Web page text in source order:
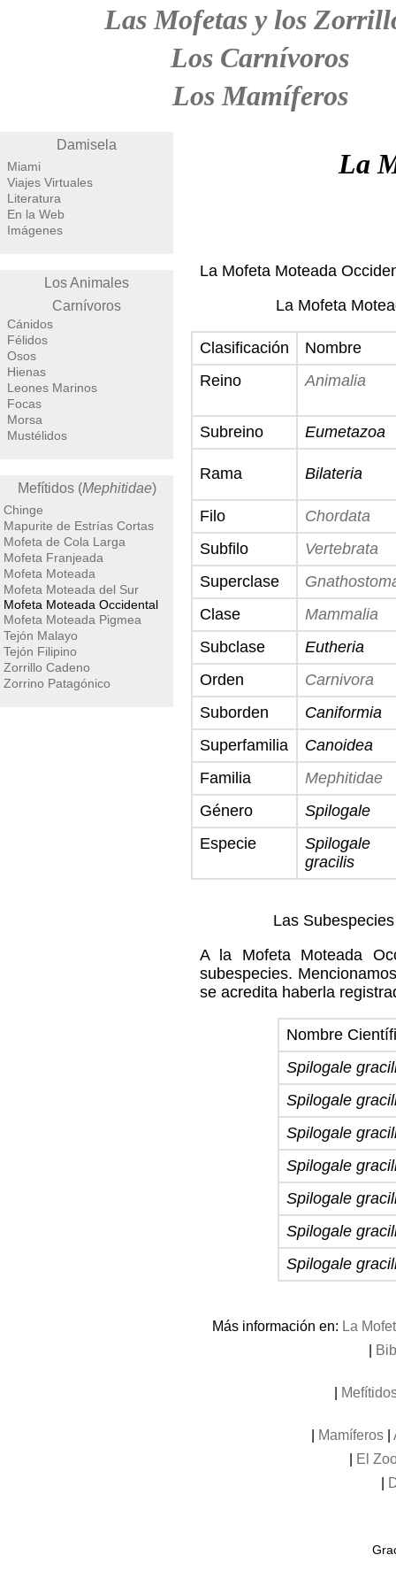
Las Mofetas y los
Los Carnívoros
Los Mamíferos
Damisela
Miami
Viajes Virtuales
Literatura
En la Web
Imágenes
Los Animales
Carnívoros
Cánidos
Félidos
Osos
Hienas
Leones Marinos
Focas
Morsa
Mustélidos
Mefítidos (Mephitidae)
Chinge
Mapurite de Estrías Cortas
Mofeta de Cola Larga
Mofeta Franjeada
Mofeta Moteada
Mofeta Moteada del Sur
Mofeta Moteada Occidental
Mofeta Moteada Pigmea
Tejón Malayo
Tejón Filipino
Zorrillo Cadeno
Zorrino Patagónico
La
La Mofeta Moteada
La Mofeta
Clasificación
Nombre
Reino
Animalia
Subreino Eumetazoa
Rama Bilateria
Filo
Chordata
Subfilo
Vertebrata
Superclase
Clase
Mammalia
Subclase
Eutheria
Orden
Carnivora
Suborden
Caniformia
Superfamilia
Canoidea
Familia
Mephitidae
Género
Spilogale
Especie
Spilogale
gracilis
Las
A la Mofeta Moteada
subespecies.
se acredita haberla
Nombre
Spilogale
Spilogale
Spilogale
Spilogale
Spilogale
Spilogale
Spilogale
Más información en: La
Mamíferos|
El